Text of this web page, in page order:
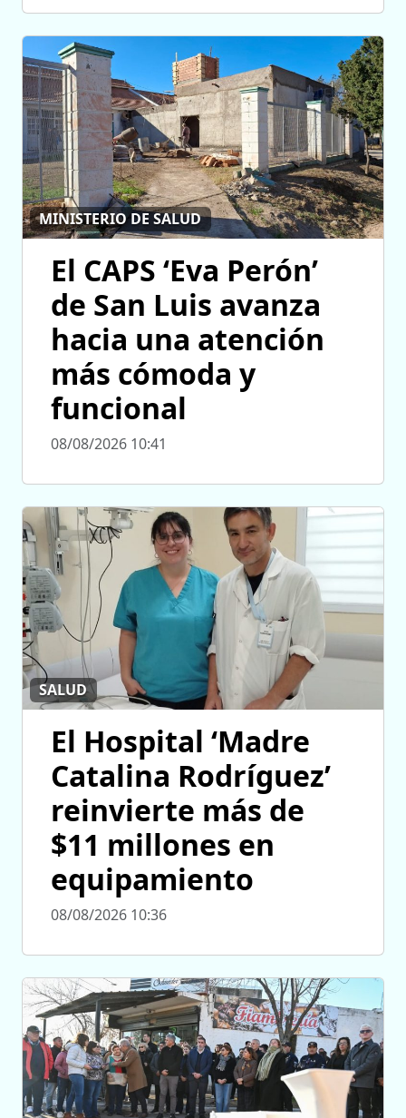
MINISTERIO DE SALUD
El CAPS ‘Eva Perón’
de San Luis avanza
hacia una atención
más cómoda y
funcional
08/08/2026 10:41
SALUD
El Hospital ‘Madre
Catalina Rodríguez’
reinvierte más de
$11 millones en
equipamiento
08/08/2026 10:36